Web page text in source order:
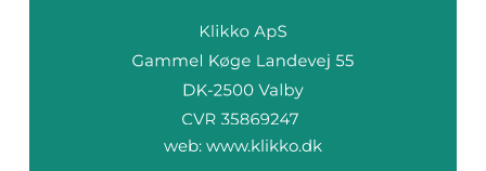
web: www.klikko.dk